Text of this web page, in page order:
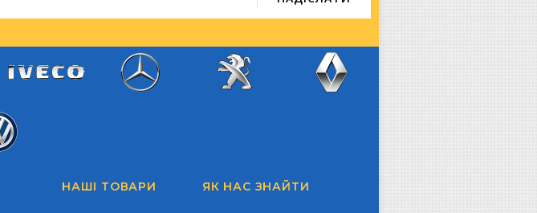
НАШІ ТОВАРИ ЯК НАС ЗНАЙТИ